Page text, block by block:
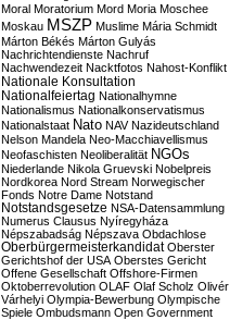
Moral Moratorium Mord Moria Moschee
Moskau MSZP Muslime Mária Schmidt
Márton Békés Márton Gulyás
Nachrichtendienste Nachruf
Nachwendezeit Nacktfotos Nahost-Konflikt
Nationale Konsultation
Nationalfeiertag Nationalhymne
Nationalismus Nationalkonservatismus
Nationalstaat Nato NAV Nazideutschland
Nelson Mandela Neo-Macchiavellismus
Neofaschisten Neoliberalität NGOs
Niederlande Nikola Gruevski Nobelpreis
Nordkorea Nord Stream Norwegischer
Fonds Notre Dame Notstand
Notstandsgesetze NSA-Datensammlung
Numerus Clausus Nyíregyháza
Népszabadság Népszava Obdachlose
Oberbürgermeisterkandidat Oberster
Gerichtshof der USA Oberstes Gericht
Offene Gesellschaft Offshore-Firmen
Oktoberrevolution OLAF Olaf Scholz Olivér
Várhelyi Olympia-Bewerbung Olympische
Spiele Ombudsmann Open Government